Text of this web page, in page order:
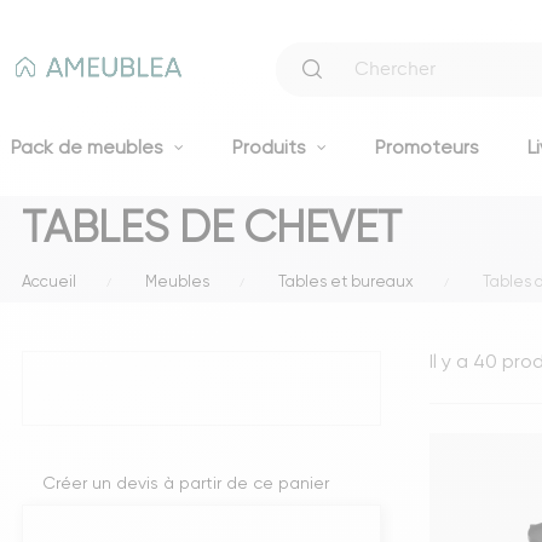
Pack de meubles Produits
Canapés
Canapés fixes 2 et 3 places
Canapés convertibles
Literie
Promoteurs
TABLES DE CHEVET
Accueil Meubles Tables et bureaux Tables
Créer un devis à partir de ce panier
Il y a 40